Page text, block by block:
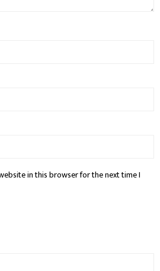
in this browser for the next time I